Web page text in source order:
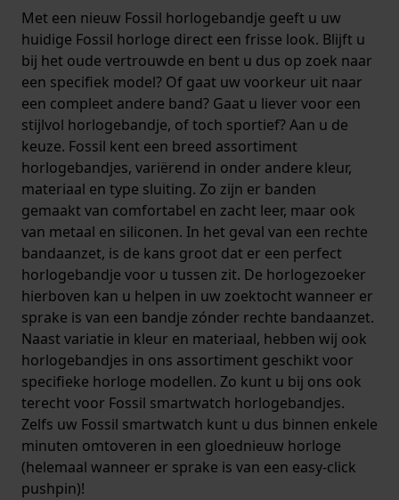
Met een nieuw Fossil horlogebandje geeft u uw
huidige Fossil horloge direct een frisse look. Blijft u
bij het oude vertrouwde en bent u dus op zoek naar
een specifiek model? Of gaat uw voorkeur uit naar
een compleet andere band? Gaat u liever voor een
stijlvol horlogebandje, of toch sportief? Aan u de
keuze. Fossil kent een breed assortiment
horlogebandjes, variërend in onder andere kleur,
materiaal en type sluiting. Zo zijn er banden
gemaakt van comfortabel en zacht leer, maar ook
van metaal en siliconen. In het geval van een rechte
bandaanzet, is de kans groot dat er een perfect
horlogebandje voor u tussen zit. De horlogezoeker
hierboven kan u helpen in uw zoektocht wanneer er
sprake is van een bandje zónder rechte bandaanzet.
Naast variatie in kleur en materiaal, hebben wij ook
horlogebandjes in ons assortiment geschikt voor
specifieke horloge modellen. Zo kunt u bij ons ook
terecht voor Fossil smartwatch horlogebandjes.
Zelfs uw Fossil smartwatch kunt u dus binnen enkele
minuten omtoveren in een gloednieuw horloge
(helemaal wanneer er sprake is van een easy-click
pushpin)!